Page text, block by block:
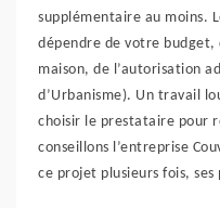
supplémentaire au moins.
dépendre de votre budget,
maison, de l’autorisation
d’Urbanisme). Un travail
choisir le prestataire pour
conseillons l’entreprise
ce projet plusieurs fois,